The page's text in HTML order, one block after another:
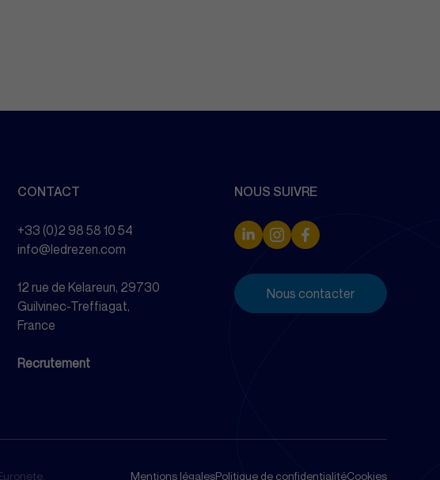
CONTACT
+33 (0)2 98 58 10 54
info@ledrezen.com
12 rue de Kelareun, 29730
Guilvinec-Treffiagat,
France
Recrutement
NOUS SUIVRE
Nous contacter
Mentions légalesPolitique de confidentialitéCookies